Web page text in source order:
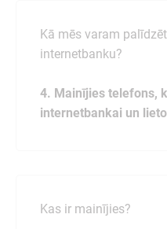
Kā mēs varam
internetbanku?
4. Mainījies telefons,
internetbankai un
Kas ir mainījies?